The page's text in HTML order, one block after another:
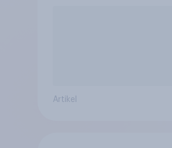
Artikel